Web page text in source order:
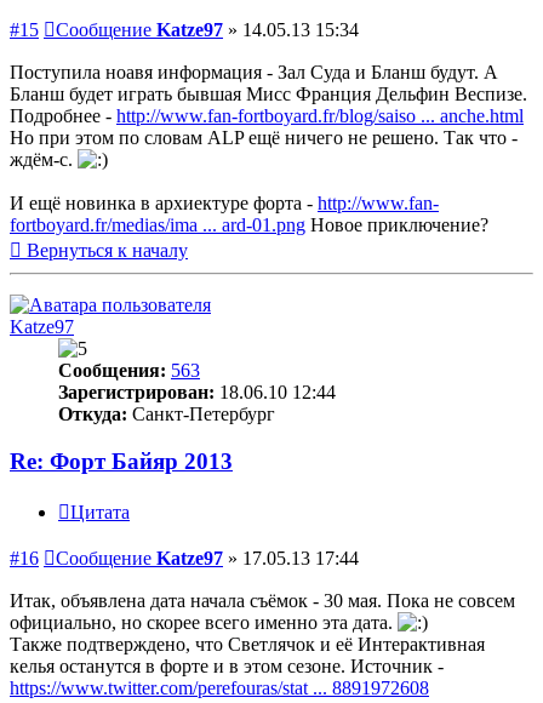
#15 Сообщение Katze97 » 14.05.13 15:34
Поступила ноавя информация - Зал Суда и Бланш будут. А
Бланш будет играть бывшая Мисс Франция Дельфин Веспизе.
Подробнее - http://www.fan-fortboyard.fr/blog/saiso ... anche.html
Но при этом по словам ALP ещё ничего не решено. Так что -
ждём-с.
И ещё новинка в архиектуре форта - http://www.fan-
fortboyard.fr/medias/ima ... ard-01.png Новое приключение?
Вернуться к началу
Katze97
Сообщения: 563
Зарегистрирован: 18.06.10 12:44
Откуда: Санкт-Петербург
Re: Форт Байяр 2013
Цитата
#16 Сообщение Katze97 » 17.05.13 17:44
Итак, объявлена дата начала съёмок - 30 мая. Пока не совсем
официально, но скорее всего именно эта дата.
Также подтверждено, что Светлячок и её Интерактивная
келья останутся в форте и в этом сезоне. Источник -
https://www.twitter.com/perefouras/stat ... 8891972608